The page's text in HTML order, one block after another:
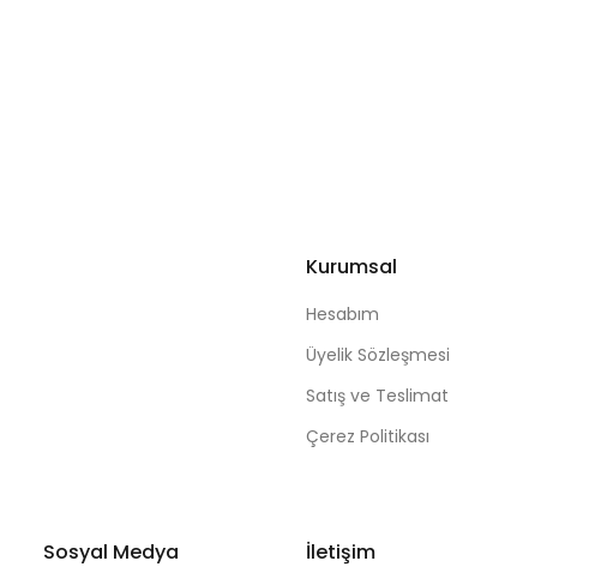
Kurumsal
Hesabım
Üyelik Sözleşmesi
Satış ve Teslimat
Çerez Politikası
Sosyal Medya İletişim